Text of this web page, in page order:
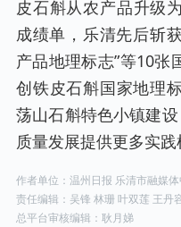
皮石斛从农产品升级
成绩单，乐清先后斩
产品地理标志”等10张
创铁皮石斛国家地理
荡山石斛特色小镇建
质量发展提供更多实践
作者单位：温州日报 乐清市融媒
责任编辑：吴锋 林珊 叶双莲 王丹
总平台审核编辑：耿月娣